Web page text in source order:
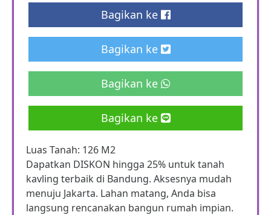
Bagikan ke
Bagikan ke
Bagikan ke
Bagikan ke
Luas Tanah: 126 M2
Dapatkan DISKON hingga 25% untuk tanah
kavling terbaik di Bandung. Aksesnya mudah
menuju Jakarta. Lahan matang, Anda bisa
langsung rencanakan bangun rumah impian.